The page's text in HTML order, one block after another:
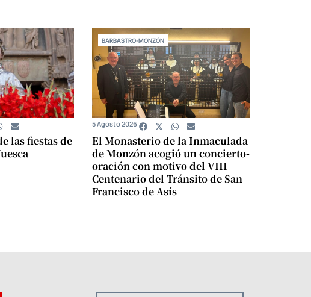
las fiestas de
BARBASTRO-MONZÓN
El Monasterio de la Inmaculada
de Monzón acogió un concierto-
oración con motivo del VIII
Centenario del Tránsito de San
Francisco de Asís
5 Agosto 2026